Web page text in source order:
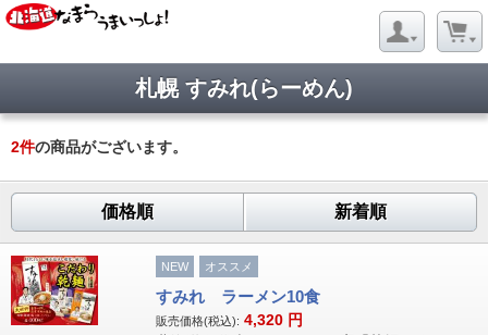
札幌 すみれ(らーめん)
2件の商品がございます。
価格順 新着順
NEW オススメ
すみれ ラーメン10食
販売価格(税込): 4,320 円